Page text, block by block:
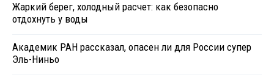
Жаркий берег, холодный расчет: как безопасно
отдохнуть у воды
Академик РАН рассказал, опасен ли для России супер
Эль-Ниньо